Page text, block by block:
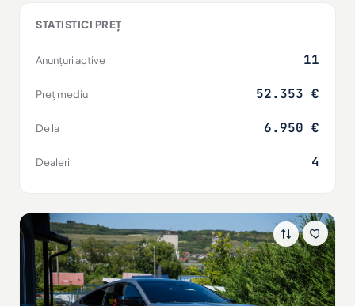
STATISTICI PREȚ
Anunțuri active 11
Preț mediu 52.353 €
De la 6.950 €
Dealeri 4